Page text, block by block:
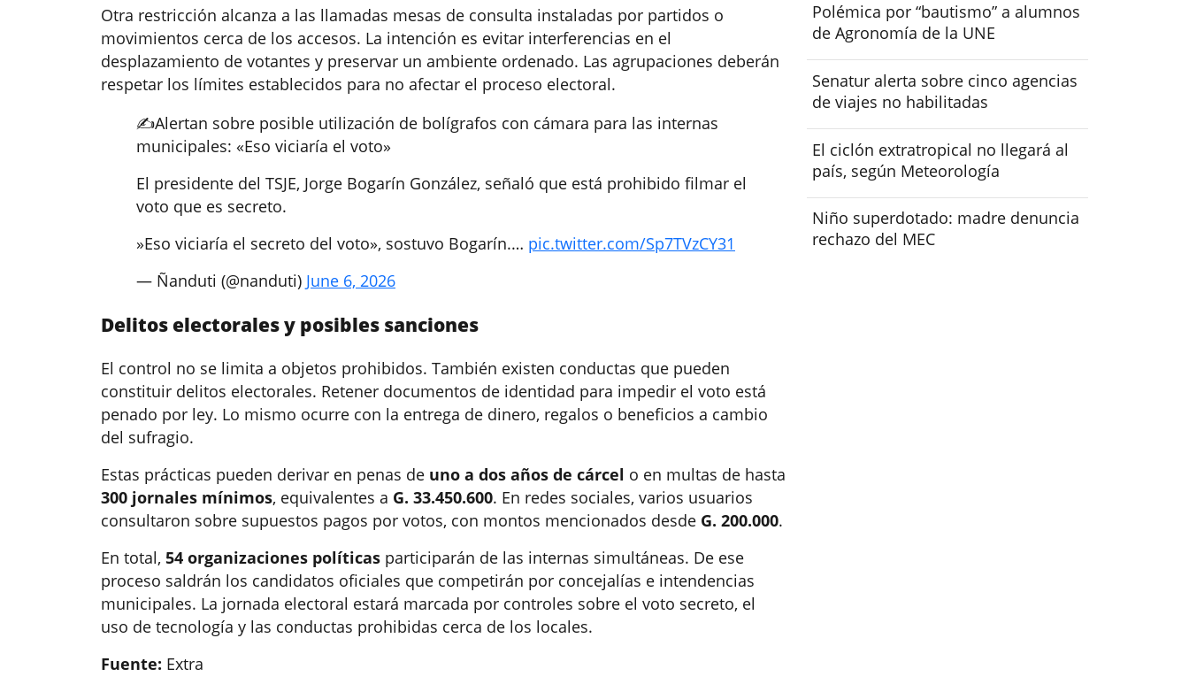
Otra restricción alcanza a las llamadas mesas de consulta instaladas por partidos o
movimientos cerca de los accesos. La intención es evitar interferencias en el
desplazamiento de votantes y preservar un ambiente ordenado. Las agrupaciones deberán
respetar los límites establecidos para no afectar el proceso electoral.
✍️Alertan sobre posible utilización de bolígrafos con cámara para las internas
municipales: «Eso viciaría el voto»
El presidente del TSJE, Jorge Bogarín González, señaló que está prohibido filmar el
voto que es secreto.
️»Eso viciaría el secreto del voto», sostuvo Bogarín.… pic.twitter.com/Sp7TVzCY31
— Ñanduti (@nanduti) June 6, 2026
Delitos electorales y posibles sanciones
El control no se limita a objetos prohibidos. También existen conductas que pueden
constituir delitos electorales. Retener documentos de identidad para impedir el voto está
penado por ley. Lo mismo ocurre con la entrega de dinero, regalos o beneficios a cambio
del sufragio.
Estas prácticas pueden derivar en penas de uno a dos años de cárcel o en multas de hasta
300 jornales mínimos, equivalentes a G. 33.450.600. En redes sociales, varios usuarios
consultaron sobre supuestos pagos por votos, con montos mencionados desde G. 200.000.
En total, 54 organizaciones políticas participarán de las internas simultáneas. De ese
proceso saldrán los candidatos oficiales que competirán por concejalías e intendencias
municipales. La jornada electoral estará marcada por controles sobre el voto secreto, el
uso de tecnología y las conductas prohibidas cerca de los locales.
Fuente: Extra
Polémica por “bautismo” a alumnos
de Agronomía de la UNE
Senatur alerta sobre cinco agencias
de viajes no habilitadas
El ciclón extratropical no llegará al
país, según Meteorología
Niño superdotado: madre denuncia
rechazo del MEC